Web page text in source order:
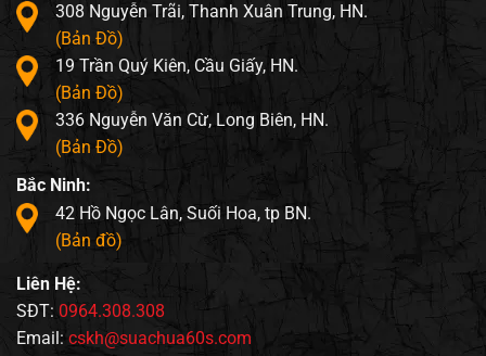
308 Nguyễn Trãi, Thanh Xuân Trung, HN.
(Bản Đồ)
19 Trần Quý Kiên, Cầu Giấy, HN.
(Bản Đồ)
336 Nguyễn Văn Cừ, Long Biên, HN.
(Bản Đồ)
Bắc Ninh:
42 Hồ Ngọc Lân, Suối Hoa, tp BN.
(Bản đồ)
Liên Hệ:
SĐT: 0964.308.308
Email: cskh@suachua60s.com